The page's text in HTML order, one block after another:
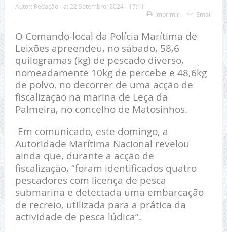
Autor: Redação a: 22 Setembro, 2024 - 17:11
Imprimir
Email
O Comando-local da Polícia Marítima de
Leixões apreendeu, no sábado, 58,6
quilogramas (kg) de pescado diverso,
nomeadamente 10kg de percebe e 48,6kg
de polvo, no decorrer de uma acção de
fiscalização na marina de Leça da
Palmeira, no concelho de Matosinhos.
Em comunicado, este domingo, a
Autoridade Marítima Nacional revelou
ainda que, durante a acção de
fiscalização, “foram identificados quatro
pescadores com licença de pesca
submarina e detectada uma embarcação
de recreio, utilizada para a prática da
actividade de pesca lúdica”.